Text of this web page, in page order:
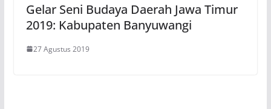
Gelar Seni Budaya Daerah Jawa Timur
2019: Kabupaten Banyuwangi
27 Agustus 2019